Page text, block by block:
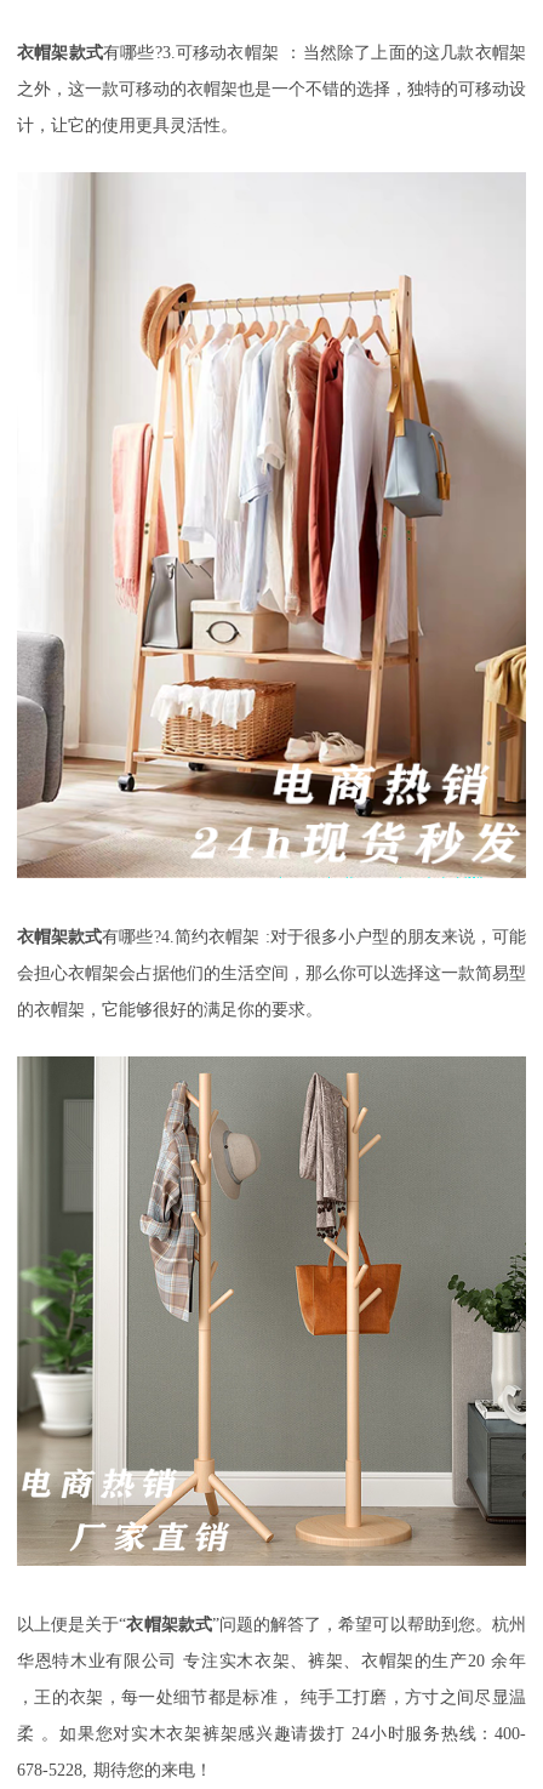
衣帽架款式有哪些?3.可移动衣帽架 ： 当然除了上面的这几款衣帽架
之外，这一款可移动的衣帽架也是一个不错的选择，独特的可移动设
计，让它的使用更具灵活性。
衣帽架款式有哪些?4.简约衣帽架 :对于很多小户型的朋友来说，可能
会担心衣帽架会占据他们的生活空间，那么你可以选择这一款简易型
的衣帽架，它能够很好的满足你的要求。
以上便是关于“衣帽架款式”问题的解答了，希望可以帮助到您。杭州
华恩特木业有限公司
专注实木衣架、裤架 、衣帽架 的生产20 余年
， 王的衣架，每一处细节都是标准 ， 纯手工打磨，方寸之间尽显温
柔 。如果您对实木衣架裤架感兴趣请拨打 24小时服务热线：400-
678-5228, 期待您的来电！